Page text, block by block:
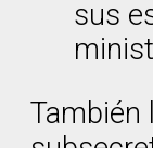
sus
También